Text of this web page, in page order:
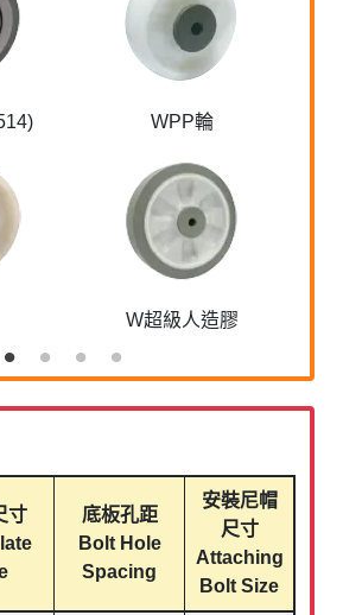
WPP輪
W超級人造膠
寸
底板孔距
Bolt Hole
Spacing
安裝尼帽
尺寸
Attaching
Bolt Size